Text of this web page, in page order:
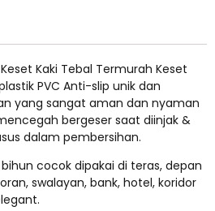
Kaki Tebal Termurah Keset
PVC Anti-slip unik dan
yang sangat aman dan nyaman
bergeser saat diinjak &
dalam pembersihan.
cocok dipakai di teras, depan
swalayan, bank, hotel, koridor